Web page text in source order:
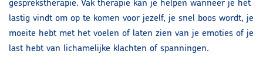
gesprekstherapie. Vak therapie kan je helpen wanneer je het
lastig vindt om op te komen voor jezelf, je snel boos wordt, je
moeite hebt met het voelen of laten zien van je emoties of je
last hebt van lichamelijke klachten of spanningen.